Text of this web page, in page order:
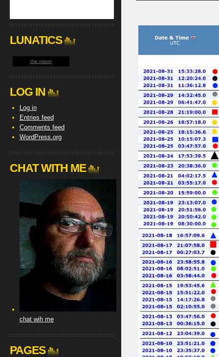
LUNATICS
the moon
LOG IN
Log in
Entries feed
Comments feed
WordPress.org
CHAT WITH ME
chat wih me
PAGES